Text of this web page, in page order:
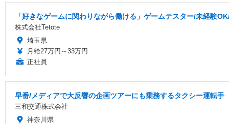
「好きなゲームに関わりながら働ける」ゲームテスター/未経験
株式会社Tetote
埼玉県
月給27万円～33万円
正社員
早番/メディアで大反響の企画ツアーにも乗務するタクシー運転手
三和交通株式会社
神奈川県